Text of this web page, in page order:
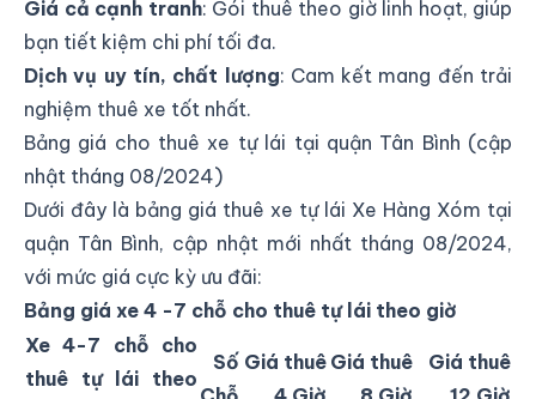
Giá cả cạnh tranh: Gói thuê theo giờ linh hoạt, giúp
bạn tiết kiệm chi phí tối đa.
Dịch vụ uy tín, chất lượng: Cam kết mang đến trải
nghiệm thuê xe tốt nhất.
Bảng giá cho thuê xe tự lái tại quận Tân Bình (cập
nhật tháng 08/2024)
Dưới đây là bảng giá thuê xe tự lái Xe Hàng Xóm tại
quận Tân Bình, cập nhật mới nhất tháng 08/2024,
với mức giá cực kỳ ưu đãi:
Bảng giá xe 4 -7 chỗ cho thuê tự lái theo giờ
Xe 4-7 chỗ cho
thuê tự lái theo
Số Giá thuê Giá thuê
Giá thuê